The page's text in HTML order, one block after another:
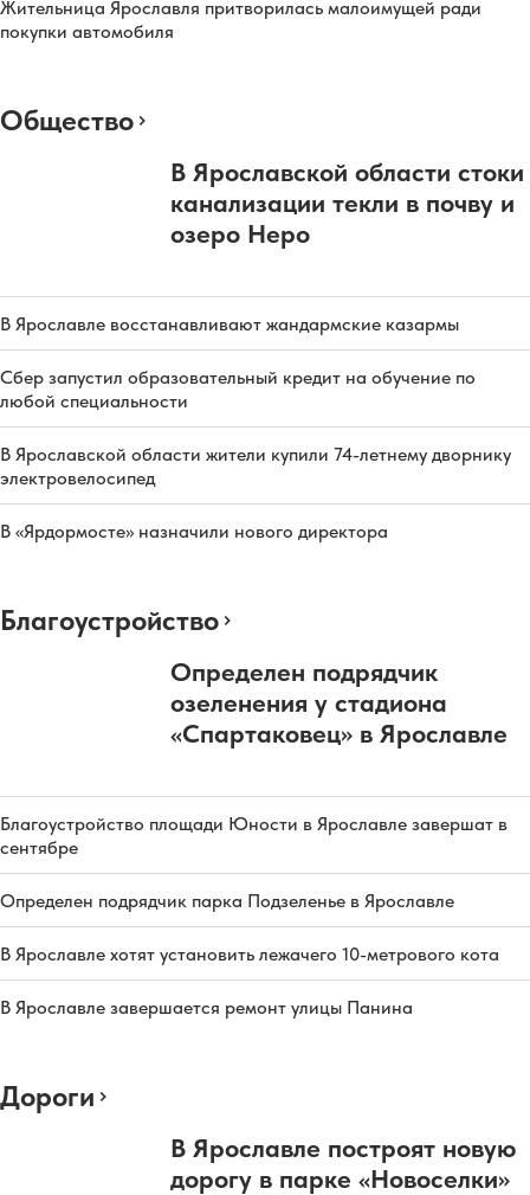
Жительница Ярославля притворилась малоимущей ради
покупки автомобиля
Общество
В Ярославской области стоки
канализации текли в почву и
озеро Неро
В Ярославле восстанавливают жандармские казармы
Сбер запустил образовательный кредит на обучение по
любой специальности
В Ярославской области жители купили 74-летнему дворнику
электровелосипед
В «Ярдормосте» назначили нового директора
Благоустройство
Определен подрядчик
озеленения у стадиона
«Спартаковец» в Ярославле
Благоустройство площади Юности в Ярославле завершат в
сентябре
Определен подрядчик парка Подзеленье в Ярославле
В Ярославле хотят установить лежачего 10-метрового кота
В Ярославле завершается ремонт улицы Панина
Дороги
В Ярославле построят новую
дорогу в парке «Новоселки»